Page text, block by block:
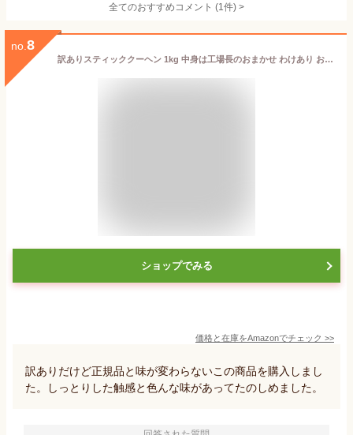
全てのおすすめコメント (1件) >
no. 8
訳ありスティッククーヘン 1kg 中身は工場長のおまかせ わけあり お菓子 スイーツ しっとり おやつ おかし 訳アリ 個包装 洋菓子 大容量 業務用 非常食
ショップでみる
価格と在庫をAmazonでチェック >>
訳ありだけど正規品と味が変わらないこの商品を購入しまし
た。しっとりした触感と色んな味があってたのしめました。